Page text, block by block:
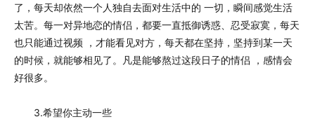
了，每天却依然一个人独自去面对生活中的 一切，瞬间感觉生活
太苦。每一对异地恋的情侣，都要一直抵御诱惑、忍受寂寞，每天
也只能通过视频 ，才能看见对方，每天都在坚持，坚持到某一天
的时候，就能够相见了。凡是能够熬过这段日子的情侣 ，感情会
好很多。
3.希望你主动一些